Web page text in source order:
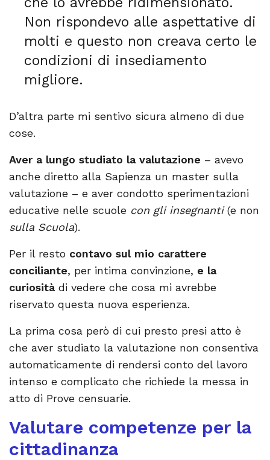
Non rispondevo alle aspettative di
molti e questo non creava certo le
condizioni di insediamento
migliore.
D’altra parte mi sentivo sicura almeno di due
cose.
Aver a lungo studiato la valutazione – avevo
anche diretto alla Sapienza un master sulla
valutazione – e aver condotto sperimentazioni
educative nelle scuole con gli insegnanti(e non
sulla Scuola).
Per il resto contavo sul mio carattere
conciliante, per intima convinzione, e la
curiositàdi vedere che cosa mi avrebbe
riservato questa nuova esperienza.
La prima cosa però di cui presto presi atto è
che aver studiato la valutazione non consentiva
automaticamente di rendersi conto del lavoro
intenso e complicato che richiede la messa in
atto di Prove censuarie.
Valutare competenze per la
cittadinanza